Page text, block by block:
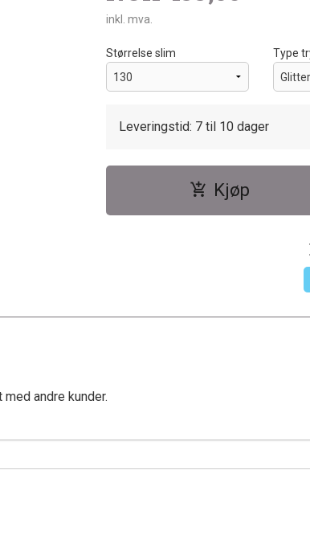
inkl. mva.
Størrelse slim Type
Leveringstid: 7 til 10 dager
Kjøp
andre kunder.